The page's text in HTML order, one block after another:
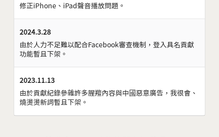
修正iPhone、iPad聲音播放問題。
2024.3.28
由於人力不足難以配合Facebook審查機制，登入具名貢獻
功能暫且下架。
2023.11.13
由於貢獻紀錄參雜許多腥羶內容與中國惡意廣告，我很會、
燒燙燙新詞暫且下架。